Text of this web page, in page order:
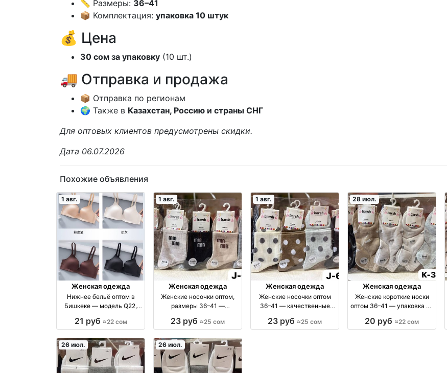
📏 Размеры: 36–41
📦 Комплектация: упаковка 10 штук
💰 Цена
30 сом за упаковку (10 шт.)
🚚 Отправка и продажа
📦 Отправка по регионам
🌍 Также в Казахстан, Россию и страны СНГ
Для оптовых клиентов предусмотрены скидки.
Дата 06.07.2026
Похожие объявления
1 авг.
Женская одежда
Нижнее бельё оптом в
Бишкеке — модель Q22,
производство Киргизия
21 руб ≈22 сом
1 авг.
Женская одежда
Женские носочки оптом,
размеры 36–41 —
упаковках оптом
23 руб ≈25 сом
1 авг.
Женская одежда
Женские носочки оптом
36–41 — качественные
упаковку оптом
23 руб ≈25 сом
28 июл.
Женская одежда
Женские короткие носки
оптом 36–41 — упаковка 10
20 руб ≈22 сом
26 июл. 26 июл.